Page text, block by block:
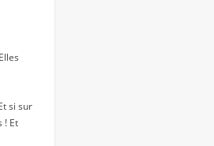
si sur
! Et